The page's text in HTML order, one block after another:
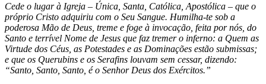
Cede o lugar à Igreja – Única, Santa, Católica, Apostólica – que o
próprio Cristo adquiriu com o Seu Sangue. Humilha-te sob a
poderosa Mão de Deus, treme e foge à invocação, feita por nós, do
Santo e terrível Nome de Jesus que faz tremer o inferno: a Quem as
Virtude dos Céus, as Potestades e as Dominações estão submissas;
e que os Querubins e os Serafins louvam sem cessar, dizendo:
“Santo, Santo, Santo, é o Senhor Deus dos Exércitos.”